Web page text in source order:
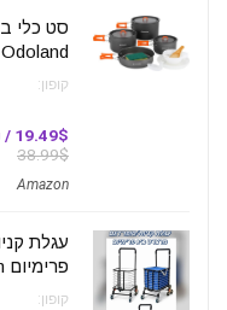
קופון:
19.49$ / 61₪
38.99$
Amazon
עגלת
פרימיום Big Premium
קופון: